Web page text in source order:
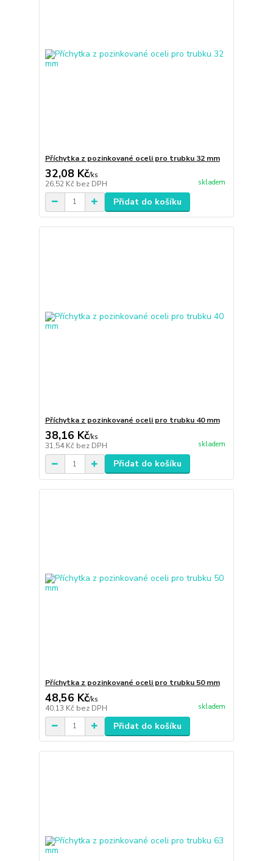
Příchytka z pozinkované oceli pro trubku 32 mm
32,08 Kč/ks
26,52 Kč bez DPH skladem
Přidat do košíku
Příchytka z pozinkované oceli pro trubku 40 mm
38,16 Kč/ks
31,54 Kč bez DPH skladem
Přidat do košíku
Příchytka z pozinkované oceli pro trubku 50 mm
48,56 Kč/ks
40,13 Kč bez DPH skladem
Přidat do košíku